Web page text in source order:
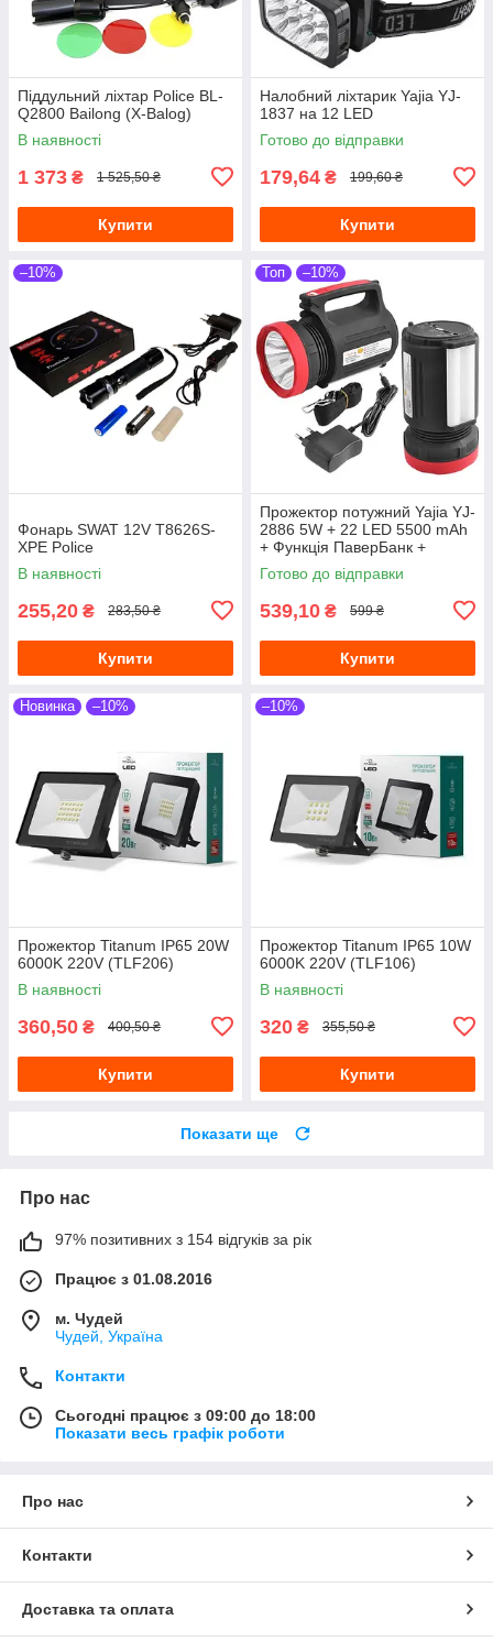
Піддульний ліхтар Police BL-
Q2800 Bailong (X-Balog)
В наявності
1 373 ₴ 1 525,50 ₴
Купити
Налобний ліхтарик Yajia YJ-
1837 на 12 LED
Готово до відправки
179,64 ₴ 199,60 ₴
Купити
–10%
Фонарь SWAT 12V T8626S-
XPE Police
В наявності
255,20 ₴ 283,50 ₴
Купити
Топ –10%
Прожектор потужний Yajia YJ-
2886 5W + 22 LED 5500 mAh
+ Функція ПаверБанк +
виходи під лампочки
Готово до відправки
539,10 ₴ 599 ₴
Купити
Новинка –10%
Прожектор Titanum IP65 20W
6000K 220V (TLF206)
В наявності
360,50 ₴ 400,50 ₴
Купити
–10%
Прожектор Titanum IP65 10W
6000K 220V (TLF106)
В наявності
320 ₴ 355,50 ₴
Купити
Показати ще
Про нас
97% позитивних з 154 відгуків за рік
Працює з 01.08.2016
м. Чудей
Чудей, Україна
Контакти
Сьогодні працює з 09:00 до 18:00
Показати весь графік роботи
Про нас
Контакти
Доставка та оплата